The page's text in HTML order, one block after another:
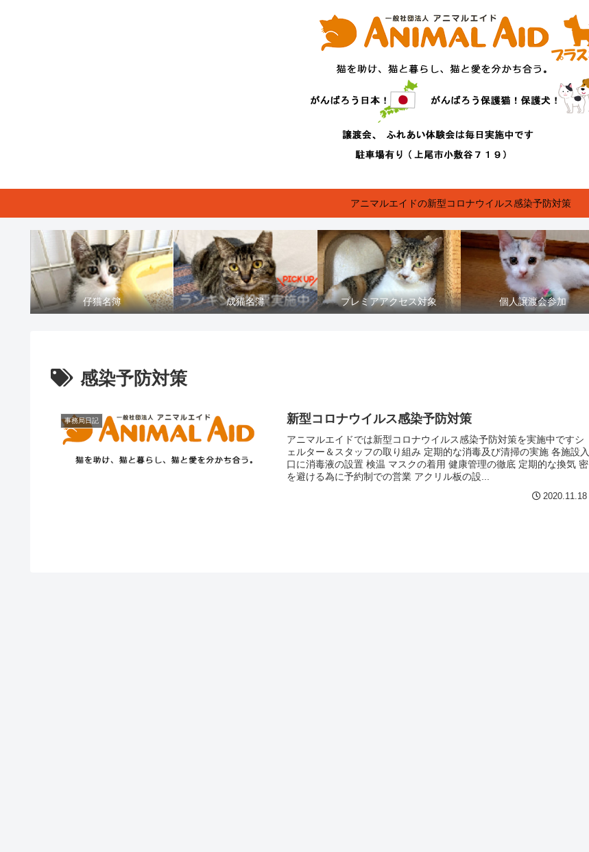
アニマルエイドの新型コロナウイルス感染予防対策
仔猫名簿 成猫名簿 プレミアアクセス対象 個人譲渡会参加
感染予防対策
事務局日記 新型コロナウイルス感染予防対策
アニマルエイドでは新型コロナウイルス感染予防対策を実施中ですシ
ェルター＆スタッフの取り組み 定期的な消毒及び清掃の実施 各施設入
口に消毒液の設置 検温 マスクの着用 健康管理の徹底 定期的な換気 密
を避ける為に予約制での営業 アクリル板の設...
2020.11.18